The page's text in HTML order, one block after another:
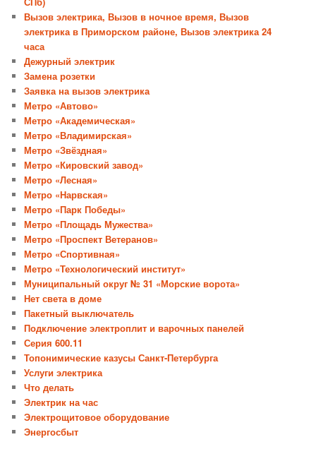
Вызов электрика, Вызов в ночное время, Вызов
электрика в Приморском районе, Вызов электрика 24
часа
Дежурный электрик
Замена розетки
Заявка на вызов электрика
Метро «Автово»
Метро «Академическая»
Метро «Владимирская»
Метро «Звёздная»
Метро «Кировский завод»
Метро «Лесная»
Метро «Нарвская»
Метро «Парк Победы»
Метро «Площадь Мужества»
Метро «Проспект Ветеранов»
Метро «Спортивная»
Метро «Технологический институт»
Муниципальный округ № 31 «Морские ворота»
Нет света в доме
Пакетный выключатель
Подключение электроплит и варочных панелей
Серия 600.11
Топонимические казусы Санкт-Петербурга
Услуги электрика
Что делать
Электрик на час
Электрощитовое оборудование
Энергосбыт